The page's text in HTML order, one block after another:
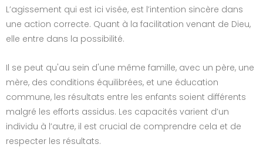
L’agissement qui est ici visée, est l’intention sincère dans
une action correcte. Quant à la facilitation venant de Dieu,
elle entre dans la possibilité.
Il se peut qu'au sein d'une même famille, avec un père, une
mère, des conditions équilibrées, et une éducation
commune, les résultats entre les enfants soient différents
malgré les efforts assidus. Les capacités varient d’un
individu à l’autre, il est crucial de comprendre cela et de
respecter les résultats.